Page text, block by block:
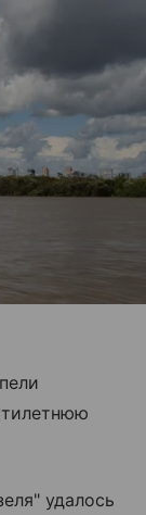
удалось